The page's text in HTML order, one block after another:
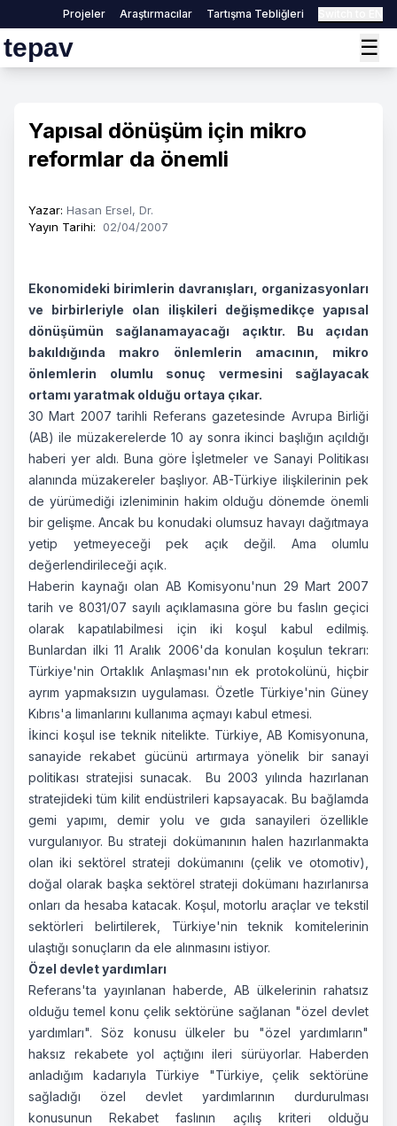
Projeler Araştırmacılar Tartışma Tebliğleri
tepav ☰
Yapısal dönüşüm için mikro
reformlar da önemli
Yazar: Hasan Ersel, Dr.
Yayın Tarihi: 02/04/2007
Ekonomideki birimlerin davranışları, organizasyonları
ve birbirleriyle olan ilişkileri değişmedikçe yapısal
dönüşümün sağlanamayacağı açıktır. Bu açıdan
bakıldığında makro önlemlerin amacının, mikro
önlemlerin olumlu sonuç vermesini sağlayacak
ortamı yaratmak olduğu ortaya çıkar.
30 Mart 2007 tarihli Referans gazetesinde Avrupa Birliği
(AB) ile müzakerelerde 10 ay sonra ikinci başlığın açıldığı
haberi yer aldı. Buna göre İşletmeler ve Sanayi Politikası
alanında müzakereler başlıyor. AB-Türkiye ilişkilerinin pek
de yürümediği izleniminin hakim olduğu dönemde önemli
bir gelişme. Ancak bu konudaki olumsuz havayı dağıtmaya
yetip yetmeyeceği pek açık değil. Ama olumlu
değerlendirileceği açık.
Haberin kaynağı olan AB Komisyonu'nun 29 Mart 2007
tarih ve 8031/07 sayılı açıklamasına göre bu faslın geçici
olarak kapatılabilmesi için iki koşul kabul edilmiş.
Bunlardan ilki 11 Aralık 2006'da konulan koşulun tekrarı:
Türkiye'nin Ortaklık Anlaşması'nın ek protokolünü, hiçbir
ayrım yapmaksızın uygulaması. Özetle Türkiye'nin Güney
Kıbrıs'a limanlarını kullanıma açmayı kabul etmesi.
İkinci koşul ise teknik nitelikte. Türkiye, AB Komisyonuna,
sanayide rekabet gücünü artırmaya yönelik bir sanayi
politikası stratejisi sunacak. Bu 2003 yılında hazırlanan
stratejideki tüm kilit endüstrileri kapsayacak. Bu bağlamda
gemi yapımı, demir yolu ve gıda sanayileri özellikle
vurgulanıyor. Bu strateji dokümanının halen hazırlanmakta
olan iki sektörel strateji dokümanını (çelik ve otomotiv),
doğal olarak başka sektörel strateji dokümanı hazırlanırsa
onları da hesaba katacak. Koşul, motorlu araçlar ve tekstil
sektörleri belirtilerek, Türkiye'nin teknik komitelerinin
ulaştığı sonuçların da ele alınmasını istiyor.
Özel devlet yardımları
Referans'ta yayınlanan haberde, AB ülkelerinin rahatsız
olduğu temel konu çelik sektörüne sağlanan "özel devlet
yardımları". Söz konusu ülkeler bu "özel yardımların"
haksız rekabete yol açtığını ileri sürüyorlar. Haberden
anladığım kadarıyla Türkiye "Türkiye, çelik sektörüne
sağladığı özel devlet yardımlarının durdurulması
konusunun Rekabet faslının açılış kriteri olduğu